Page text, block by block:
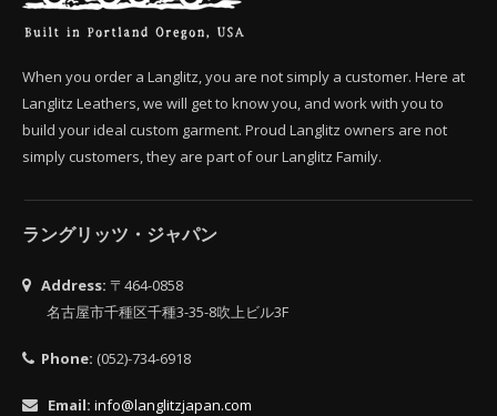
When you order a Langlitz, you are not simply a customer. Here at
Langlitz Leathers, we will get to know you, and work with you to
build your ideal custom garment. Proud Langlitz owners are not
simply customers, they are part of our Langlitz Family.
ラングリッツ・ジャパン
Address: 〒464-0858
名古屋市千種区千種3-35-8吹上ビル3F
Phone: (052)-734-6918
Email: info@langlitzjapan.com